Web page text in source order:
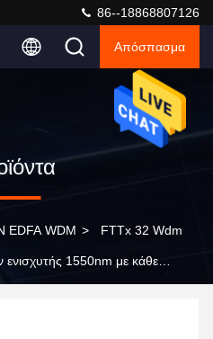
86--18868807126
Απόσπασμα
EDFA WDM > FTTx 32 Wdm
ενισχυτής 1550nm με κάθε